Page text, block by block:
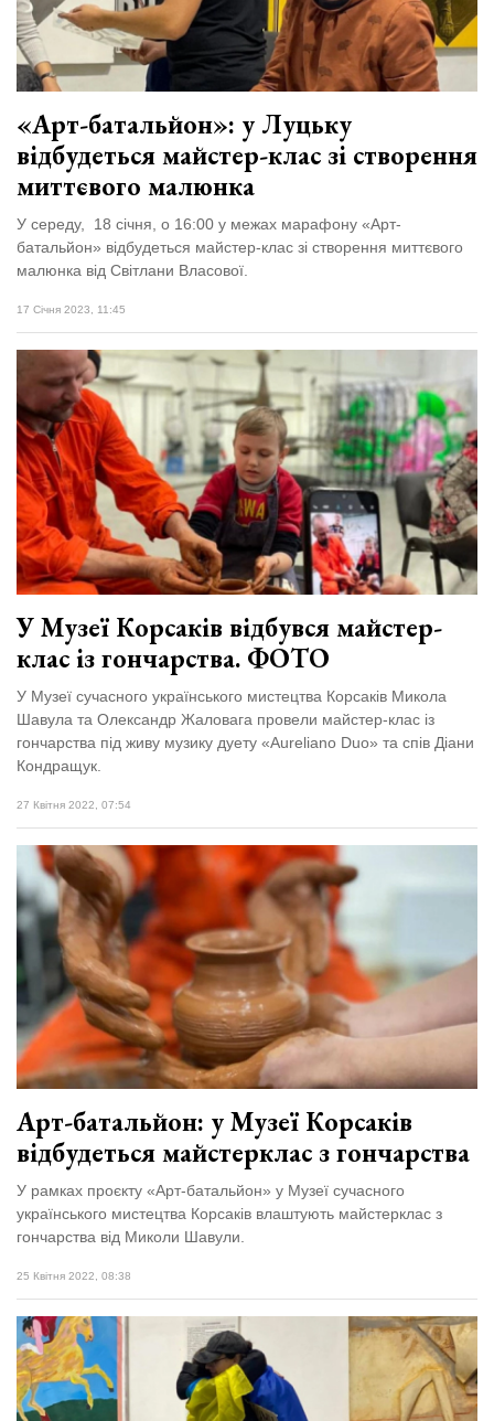
залишив у
Луцьку
три...
27 Липня 2026
724 переглядів
Персона
Лайф
Афіша
ZONE 18+
Політика конфіденційності
«Арт-батальйон»: у Луцьку
відбудеться майстер-клас зі створення
миттєвого малюнка
У середу, 18 січня, о 16:00 у межах марафону «Арт-
батальйон» відбудеться майстер-клас зі створення миттєвого
малюнка від Світлани Власової.
17 Січня 2023, 11:45
У Музеї Корсаків відбувся майстер-
клас із гончарства. ФОТО
У Музеї сучасного українського мистецтва Корсаків Микола
Шавула та Олександр Жаловага провели майстер-клас із
гончарства під живу музику дуету «Aureliano Duo» та спів Діани
Кондращук.
27 Квітня 2022, 07:54
Арт-батальйон: у Музеї Корсаків
відбудеться майстерклас з гончарства
У рамках проєкту «Арт-батальйон» у Музеї сучасного
українського мистецтва Корсаків влаштують майстерклас з
гончарства від Миколи Шавули.
25 Квітня 2022, 08:38